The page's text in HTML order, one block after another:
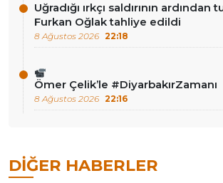
Uğradığı ırkçı saldırının ardından
Furkan Oğlak tahliye edildi
8 Ağustos 2026 22:18
Ömer Çelik’le #DiyarbakırZamanı
8 Ağustos 2026 22:16
DIĞER HABERLER